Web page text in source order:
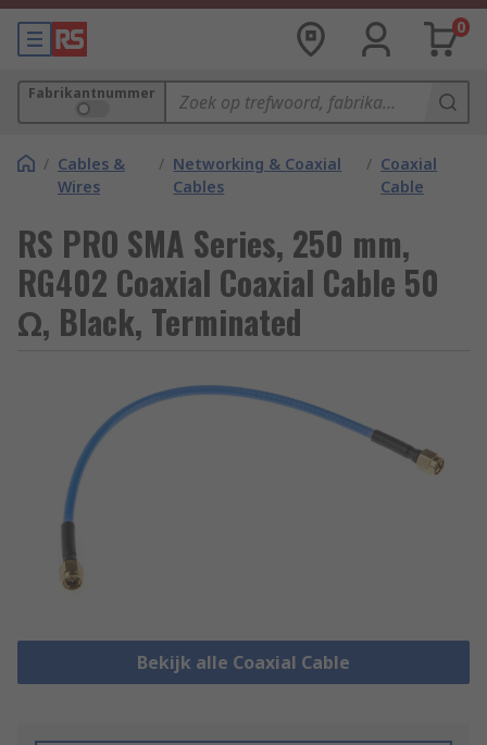
0
Fabrikantnummer
/ Cables &
Wires
/ Networking & Coaxial
Cables
/ Coaxial
Cable
RS PRO SMA Series, 250 mm,
RG402 Coaxial Coaxial Cable 50
Ω, Black, Terminated
Bekijk alle Coaxial Cable